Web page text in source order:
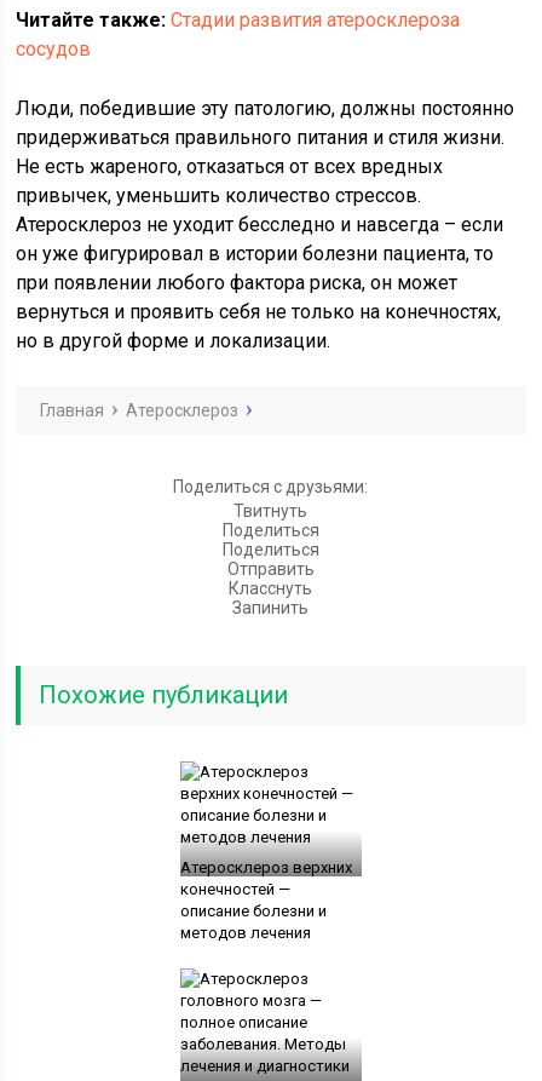
Читайте также: Стадии развития атеросклероза
сосудов
Люди, победившие эту патологию, должны постоянно
придерживаться правильного питания и стиля жизни.
Не есть жареного, отказаться от всех вредных
привычек, уменьшить количество стрессов.
Атеросклероз не уходит бесследно и навсегда – если
он уже фигурировал в истории болезни пациента, то
при появлении любого фактора риска, он может
вернуться и проявить себя не только на конечностях,
но в другой форме и локализации.
Главная Атеросклероз
Поделиться с друзьями:
Твитнуть
Поделиться
Поделиться
Отправить
Класснуть
Запинить
Похожие публикации
Атеросклероз верхних
конечностей —
описание болезни и
методов лечения